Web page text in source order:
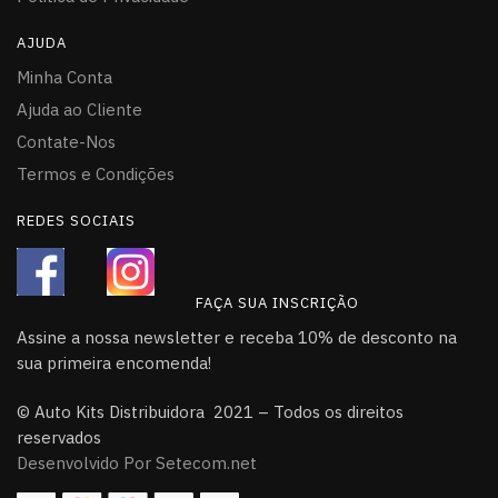
AJUDA
Minha Conta
Ajuda ao Cliente
Contate-Nos
Termos e Condições
REDES SOCIAIS
FAÇA SUA INSCRIÇÃO
Assine a nossa newsletter e receba 10% de desconto na
sua primeira encomenda!
© Auto Kits Distribuidora 2021 – Todos os direitos
reservados
Desenvolvido Por Setecom.net